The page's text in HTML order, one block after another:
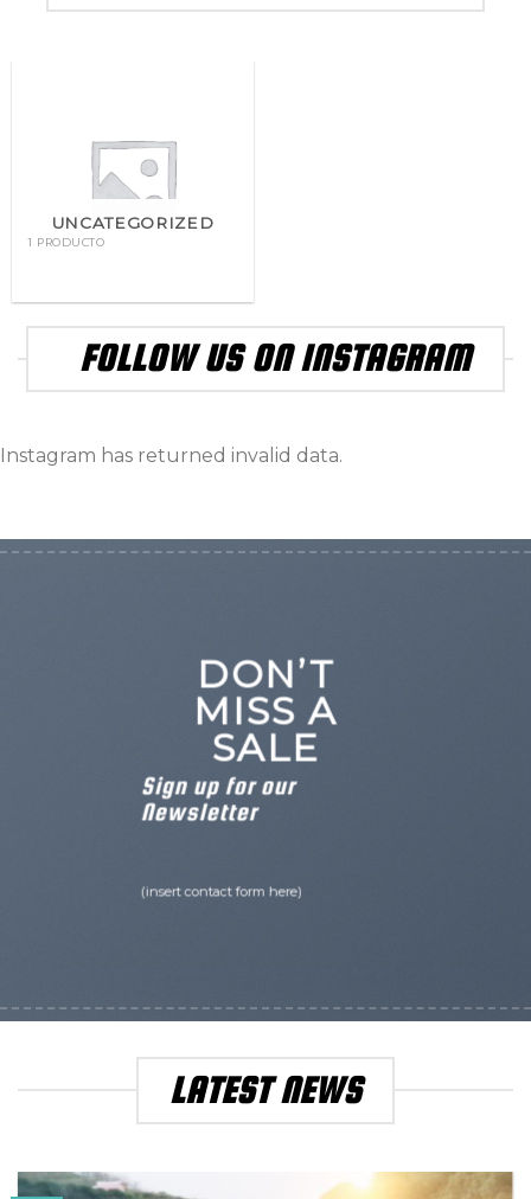
UNCATEGORIZED
1 PRODUCTO
FOLLOW US ON INSTAGRAM
Instagram has returned invalid data.
DON’T
MISS A
SALE
Sign up for our
Newsletter
(insert contact form here)
LATEST NEWS